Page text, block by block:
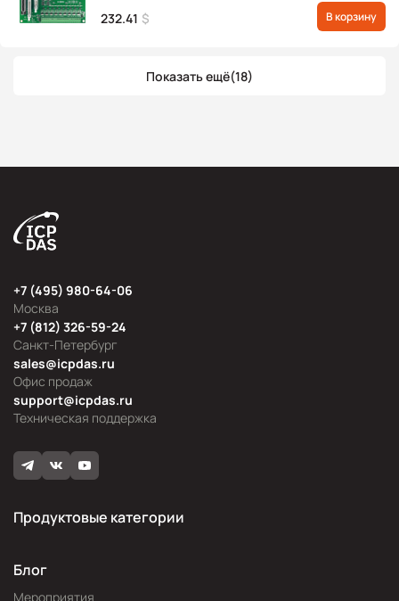
232.41 $ В корзину
Показать ещё(18)
Москва
+7 (495) 980-64-06
Офис продаж
sales@icpdas.ru
Санкт-Петербург
+7 (812) 326-59-24
Техническая поддержка
support@icpdas.ru
Продуктовые категории
Блог
Мероприятия